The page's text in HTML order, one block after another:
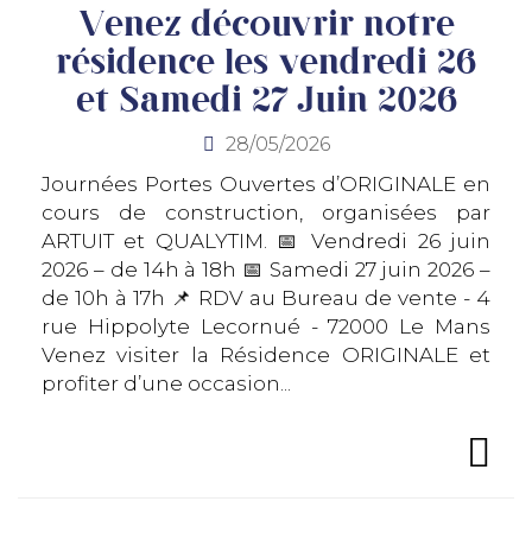
Venez découvrir notre
résidence les vendredi 26
et Samedi 27 Juin 2026
28/05/2026
Journées Portes Ouvertes d’ORIGINALE en
cours de construction, organisées par
ARTUIT et QUALYTIM. 📅 Vendredi 26 juin
2026 – de 14h à 18h 📅 Samedi 27 juin 2026 –
de 10h à 17h 📌 RDV au Bureau de vente - 4
rue Hippolyte Lecornué - 72000 Le Mans
Venez visiter la Résidence ORIGINALE et
profiter d’une occasion...